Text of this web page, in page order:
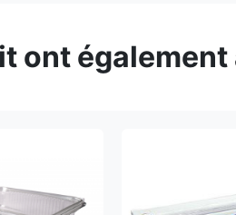
ont également